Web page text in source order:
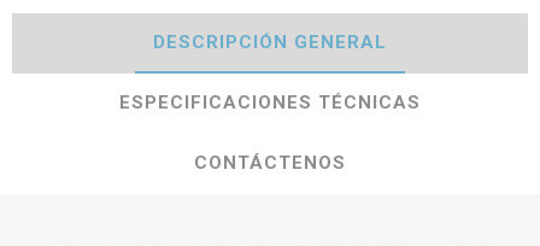
DESCRIPCIÓN GENERAL
ESPECIFICACIONES TÉCNICAS
CONTÁCTENOS